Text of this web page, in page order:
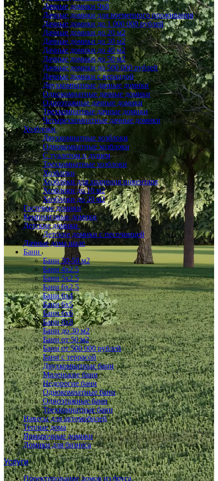
Дачные домики 9x8
Дачные домики для временного проживания
Дачные домики до 1 000 000 рублей
Дачные домики до 20 м2
Дачные домики до 30 м2
Дачные домики до 40 м2
Дачные домики до 50 м2
Дачные домики до 500 000 рублей
Дачные домики с верандой
Двухкомнатные дачные домики
Однокомнатные дачные домики
Одноэтажные дачные домики
Трехкомнатные дачные домики
Четырехкомнатные дачные домики
Хозблоки
Двухкомнатные хозблоки
Однокомнатные хозблоки
С туалетом и душем
Трехкомнатные хозблоки
Хозблоки
Хозблоки для хранения инвентаря
Хозблоки до 10 м2
Хозблоки до 20 м2
Гостевые домики
Кемпинговые домики
Детские домики
Детские домики с песочницей
Дачные дома шале
Бани
Бани 30-50 м2
Бани 4x2.5
Бани 5x2.5
Бани 6x2.5
Бани 6х4
Бани 6х5
Бани 6х6
Бани 8x8
Бани до 30 м2
Бани от 50 м2
Бани от 500 000 рублей
Бани с террасой
Двухкомнатные бани
Маленькие бани
Недорогие бани
Однокомнатные бани
Одноэтажные бани
Трехкомнатные бани
Навесы для автомобилей
Теплые дома
Ярмарочные домики
Домики для бизнеса
Услуги
Проектирование домов из бруса